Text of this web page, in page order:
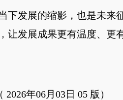
发展的缩影，也是未来
让发展成果更有温度、更
年06月03日 05 版）